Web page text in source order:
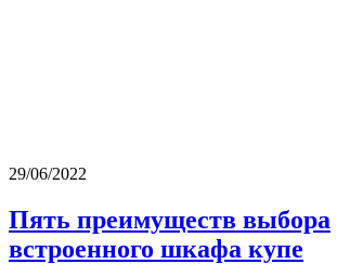
29/06/2022
Пять преимуществ выбора
встроенного шкафа купе